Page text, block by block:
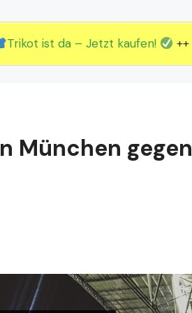
Trikot ist da – Jetzt kaufen! ++
München gegen